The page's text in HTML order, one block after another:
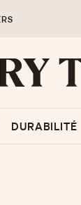
DURABILITÉ